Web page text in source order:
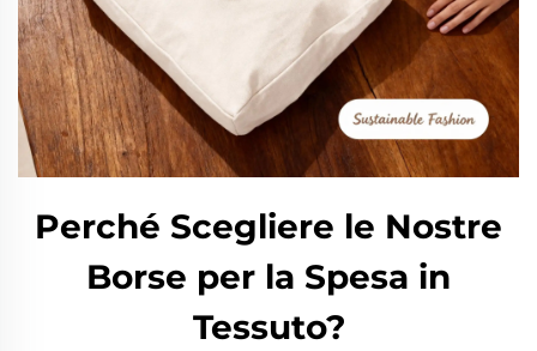
Perché Scegliere le Nostre
Borse per la Spesa in
Tessuto?